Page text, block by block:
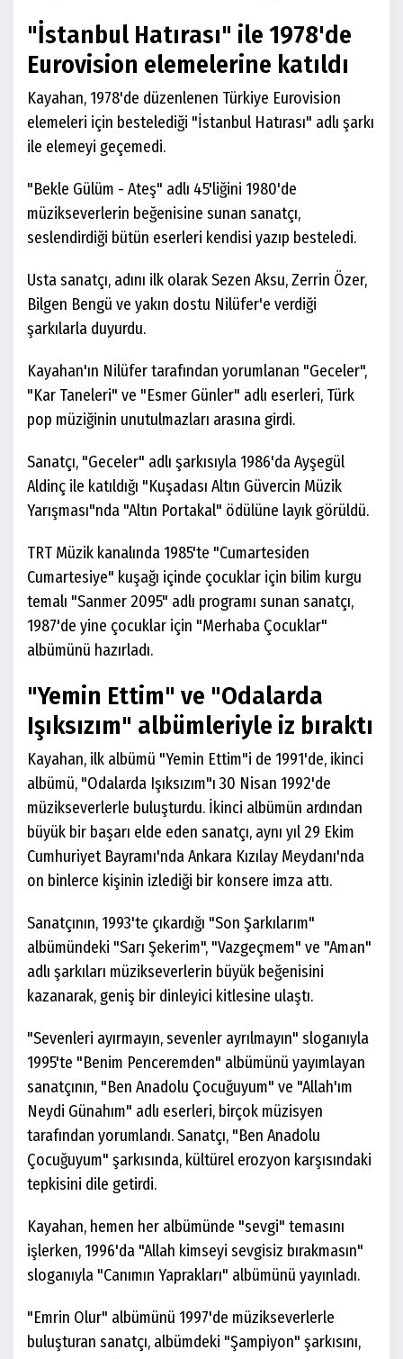
"İstanbul Hatırası" ile 1978'de
Eurovision elemelerine katıldı
Kayahan, 1978'de düzenlenen Türkiye Eurovision
elemeleri için bestelediği "İstanbul Hatırası" adlı şarkı
ile elemeyi geçemedi.
"Bekle Gülüm - Ateş" adlı 45'liğini 1980'de
müzikseverlerin beğenisine sunan sanatçı,
seslendirdiği bütün eserleri kendisi yazıp besteledi.
Usta sanatçı, adını ilk olarak Sezen Aksu, Zerrin Özer,
Bilgen Bengü ve yakın dostu Nilüfer'e verdiği
şarkılarla duyurdu.
Kayahan'ın Nilüfer tarafından yorumlanan "Geceler",
"Kar Taneleri" ve "Esmer Günler" adlı eserleri, Türk
pop müziğinin unutulmazları arasına girdi.
Sanatçı, "Geceler" adlı şarkısıyla 1986'da Ayşegül
Aldinç ile katıldığı "Kuşadası Altın Güvercin Müzik
Yarışması"nda "Altın Portakal" ödülüne layık görüldü.
TRT Müzik kanalında 1985'te "Cumartesiden
Cumartesiye" kuşağı içinde çocuklar için bilim kurgu
temalı "Sanmer 2095" adlı programı sunan sanatçı,
1987'de yine çocuklar için "Merhaba Çocuklar"
albümünü hazırladı.
"Yemin Ettim" ve "Odalarda
Işıksızım" albümleriyle iz bıraktı
Kayahan, ilk albümü "Yemin Ettim"i de 1991'de, ikinci
albümü, "Odalarda Işıksızım"ı 30 Nisan 1992'de
müzikseverlerle buluşturdu. İkinci albümün ardından
büyük bir başarı elde eden sanatçı, aynı yıl 29 Ekim
Cumhuriyet Bayramı'nda Ankara Kızılay Meydanı'nda
on binlerce kişinin izlediği bir konsere imza attı.
Sanatçının, 1993'te çıkardığı "Son Şarkılarım"
albümündeki "Sarı Şekerim", "Vazgeçmem" ve "Aman"
adlı şarkıları müzikseverlerin büyük beğenisini
kazanarak, geniş bir dinleyici kitlesine ulaştı.
"Sevenleri ayırmayın, sevenler ayrılmayın" sloganıyla
1995'te "Benim Penceremden" albümünü yayımlayan
sanatçının, "Ben Anadolu Çocuğuyum" ve "Allah'ım
Neydi Günahım" adlı eserleri, birçok müzisyen
tarafından yorumlandı. Sanatçı, "Ben Anadolu
Çocuğuyum" şarkısında, kültürel erozyon karşısındaki
tepkisini dile getirdi.
Kayahan, hemen her albümünde "sevgi" temasını
işlerken, 1996'da "Allah kimseyi sevgisiz bırakmasın"
sloganıyla "Canımın Yaprakları" albümünü yayınladı.
"Emrin Olur" albümünü 1997'de müzikseverlerle
buluşturan sanatçı, albümdeki "Şampiyon" şarkısını,